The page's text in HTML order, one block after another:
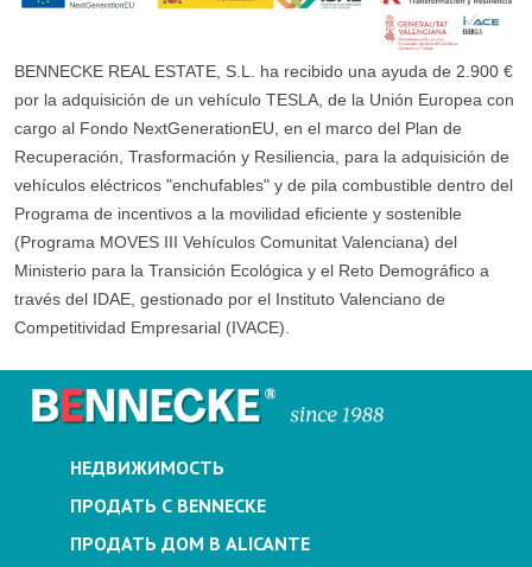
BENNECKE REAL ESTATE, S.L. ha recibido una ayuda de 2.900 €
por la adquisición de un vehículo TESLA, de la Unión Europea con
cargo al Fondo NextGenerationEU, en el marco del Plan de
Recuperación, Trasformación y Resiliencia, para la adquisición de
vehículos eléctricos "enchufables" y de pila combustible dentro del
Programa de incentivos a la movilidad eficiente y sostenible
(Programa MOVES III Vehículos Comunitat Valenciana) del
Ministerio para la Transición Ecológica y el Reto Demográfico a
través del IDAE, gestionado por el Instituto Valenciano de
Competitividad Empresarial (IVACE).
НЕДВИЖИМОСТЬ
ПРОДАТЬ С BENNECKE
ПРОДАТЬ ДОМ В ALICANTE